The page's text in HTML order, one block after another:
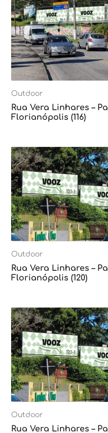
Outdoor
Rua Vera Linhares –
Florianópolis (116)
Outdoor
Rua Vera Linhares –
Florianópolis (120)
Outdoor
Rua Vera Linhares –